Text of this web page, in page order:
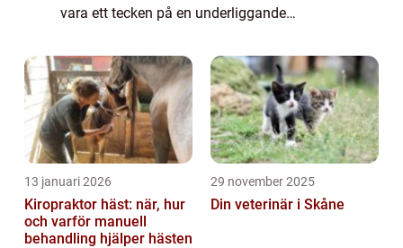
vara ett tecken på en underliggande
tillstånd orsa...
13 januari 2026
Kiropraktor häst: när, hur
och varför manuell
behandling hjälper hästen
29 november 2025
Din veterinär i Skåne